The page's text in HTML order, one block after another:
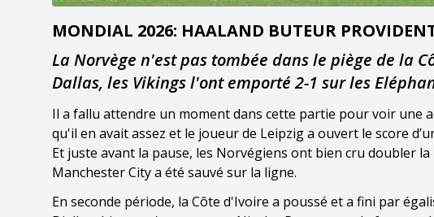
MONDIAL 2026: HAALAND BUTEUR
La Norvège n'est pas tombée dans le piège de la
Dallas, les Vikings l'ont emporté 2-1 sur les
Il a fallu attendre un moment dans cette partie pour voir une
qu'il en avait assez et le joueur de Leipzig a ouvert le score
Et juste avant la pause, les Norvégiens ont bien cru doubler
Manchester City a été sauvé sur la ligne.
En seconde période, la Côte d'Ivoire a poussé et a fini par